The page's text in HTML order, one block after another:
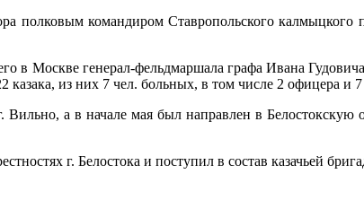
полковым командиром Ставропольского
в Москве генерал-фельдмаршала графа Ивана
казака, из них 7 чел. больных, в том числе 2 офицера
а в начале мая был направлен в Белостокскую
г. Белостока и поступил в состав казачьей